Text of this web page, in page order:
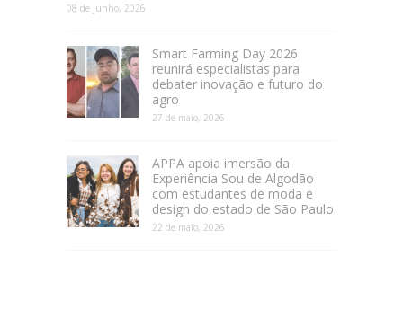
08 de junho, 2026
Smart Farming Day 2026
reunirá especialistas para
debater inovação e futuro do
agro
27 de maio, 2026
APPA apoia imersão da
Experiência Sou de Algodão
com estudantes de moda e
design do estado de São Paulo
22 de maio, 2026